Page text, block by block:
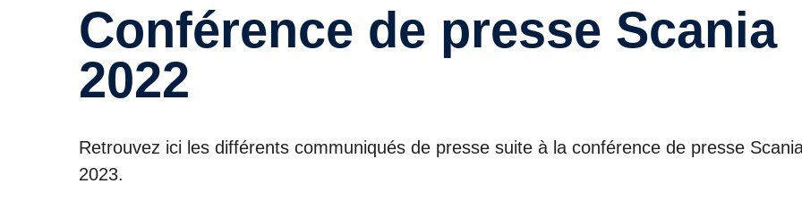
Conférence de presse Scania
2022
Retrouvez ici les différents communiqués de presse suite à la conférence de presse
2023.